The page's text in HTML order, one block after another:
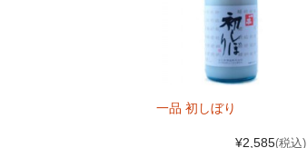
一品 初しぼり
¥2,585(税込)